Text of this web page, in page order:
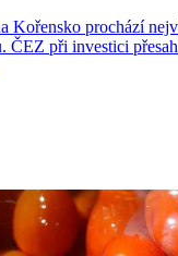
Kořensko prochází
ČEZ při investici